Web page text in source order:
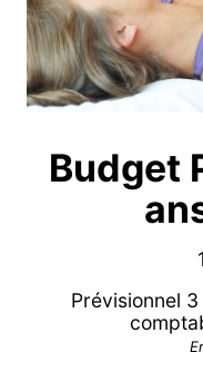
Budget
Prévisionnel